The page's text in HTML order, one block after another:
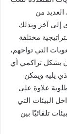
من
إلى آخر وبذلك
مختلفة
التي تواجهم،
بشكل تراكمي أي
يليه ويمكن
علاوة على
البيئات التي
تلقائيًا بين